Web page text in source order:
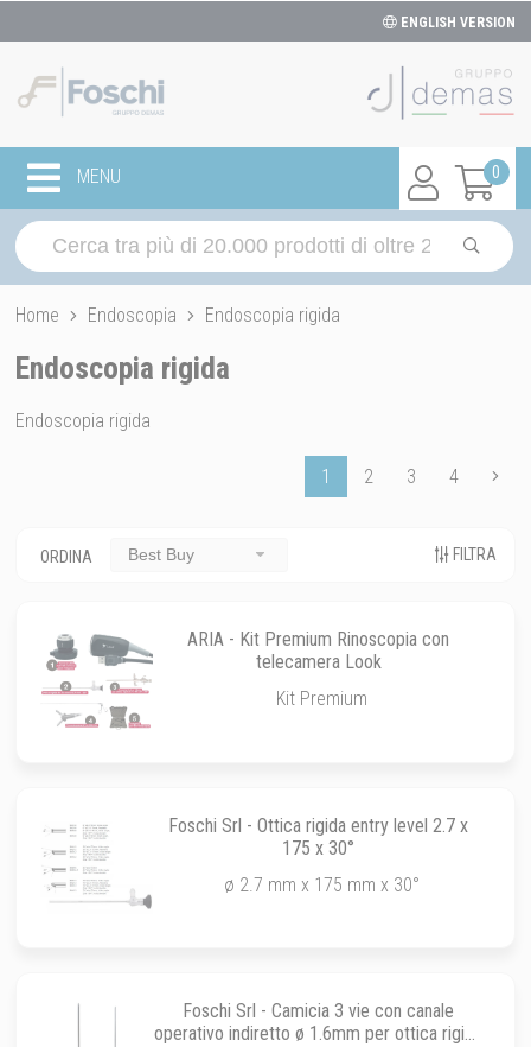
ENGLISH VERSION
0
MENU
Home Endoscopia Endoscopia rigida
Endoscopia rigida
Endoscopia rigida
1 2 3 4
ORDINA Best Buy FILTRA
ARIA - Kit Premium Rinoscopia con
telecamera Look
Kit Premium
Foschi Srl - Ottica rigida entry level 2.7 x
175 x 30°
ø 2.7 mm x 175 mm x 30°
Foschi Srl - Camicia 3 vie con canale
operativo indiretto ø 1.6mm per ottica rigida